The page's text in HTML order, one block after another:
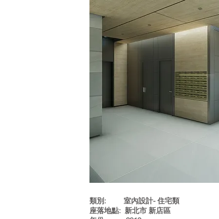
類別: 室內設計- 住宅類
座落地點: 新北市 新店區